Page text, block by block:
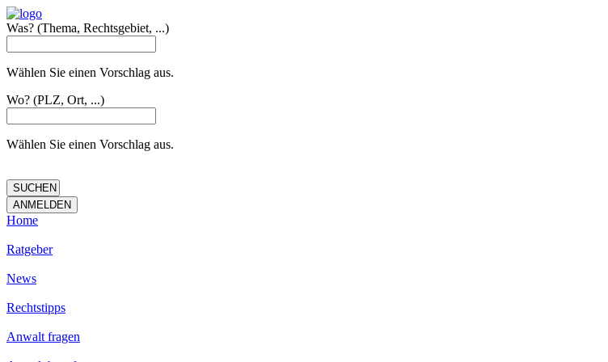
Was? (Thema, Rechtsgebiet, ...)
Wählen Sie einen Vorschlag aus.
Wo? (PLZ, Ort, ...)
Wählen Sie einen Vorschlag aus.
Home
Ratgeber
News
Rechtstipps
Anwalt fragen